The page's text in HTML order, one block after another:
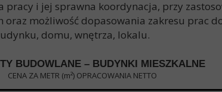
i jej sprawna koordynacja, przy
możliwość dopasowania zakresu prac
domu, wnętrza, lokalu.
BUDOWLANE – BUDYNKI MIESZKALNE
CENA ZA METR (m²) OPRACOWANIA NETTO